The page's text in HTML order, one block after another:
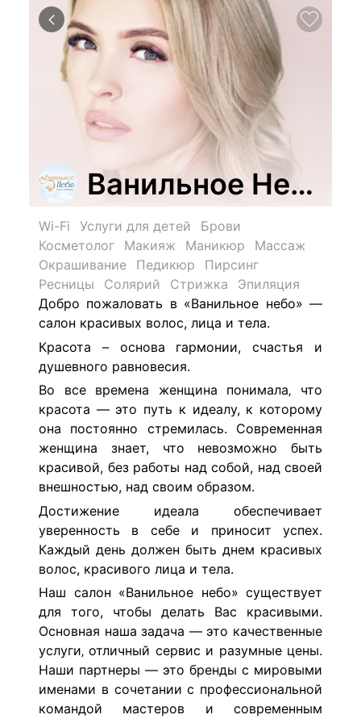
Ванильное Небо
Wi-Fi Услуги для детей
Брови
Косметолог
Макияж Маникюр
Массаж
Окрашивание
Педикюр
Пирсинг
Ресницы
Солярий Стрижка
Эпиляция
Добро пожаловать в «Ванильное небо» —
салон красивых волос, лица и тела.
Красота – основа гармонии, счастья и
душевного равновесия.
Во все времена женщина понимала‚ что
красота — это путь к идеалу, к которому
она постоянно стремилась. Современная
женщина знает, что невозможно быть
красивой, без работы над собой, над своей
внешностью, над своим образом.
Достижение идеала обеспечивает
уверенность в себе и приносит успех.
Каждый день должен быть днем красивых
волос, красивого лица и тела.
Наш салон «Ванильное небо» существует
для того, чтобы делать Вас красивыми.
Основная наша задача — это качественные
услуги‚ отличный сервис и разумные цены.
Наши партнеры — это бренды с мировыми
именами в сочетании с профессиональной
командой мастеров и современным